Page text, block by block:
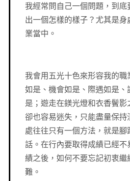
我經常問自己一個問題，到
出一個怎樣的樣子？尤其是
業當中。
我會用五光十色來形容我的
如是、機會如是、際遇如是、
是；遊走在鎂光燈和衣香鬢影
卻也容易迷失，只能盡量保持
處往往只有一個方法，就是
話。在行內要取得成績已經
績之後，如何不要忘記初衷繼
難。